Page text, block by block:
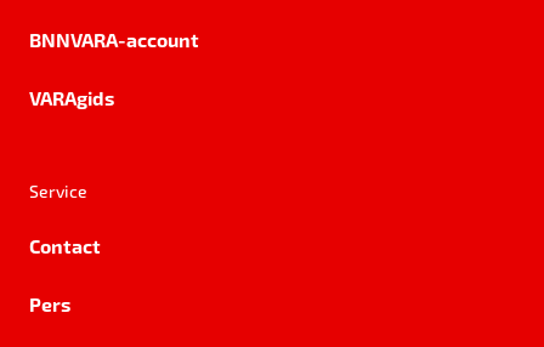
BNNVARA-account
VARAgids
Service
Contact
Pers